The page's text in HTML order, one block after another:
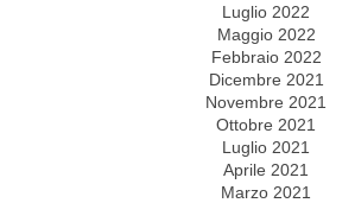
Luglio 2022
Maggio 2022
Febbraio 2022
Dicembre 2021
Novembre 2021
Ottobre 2021
Luglio 2021
Aprile 2021
Marzo 2021